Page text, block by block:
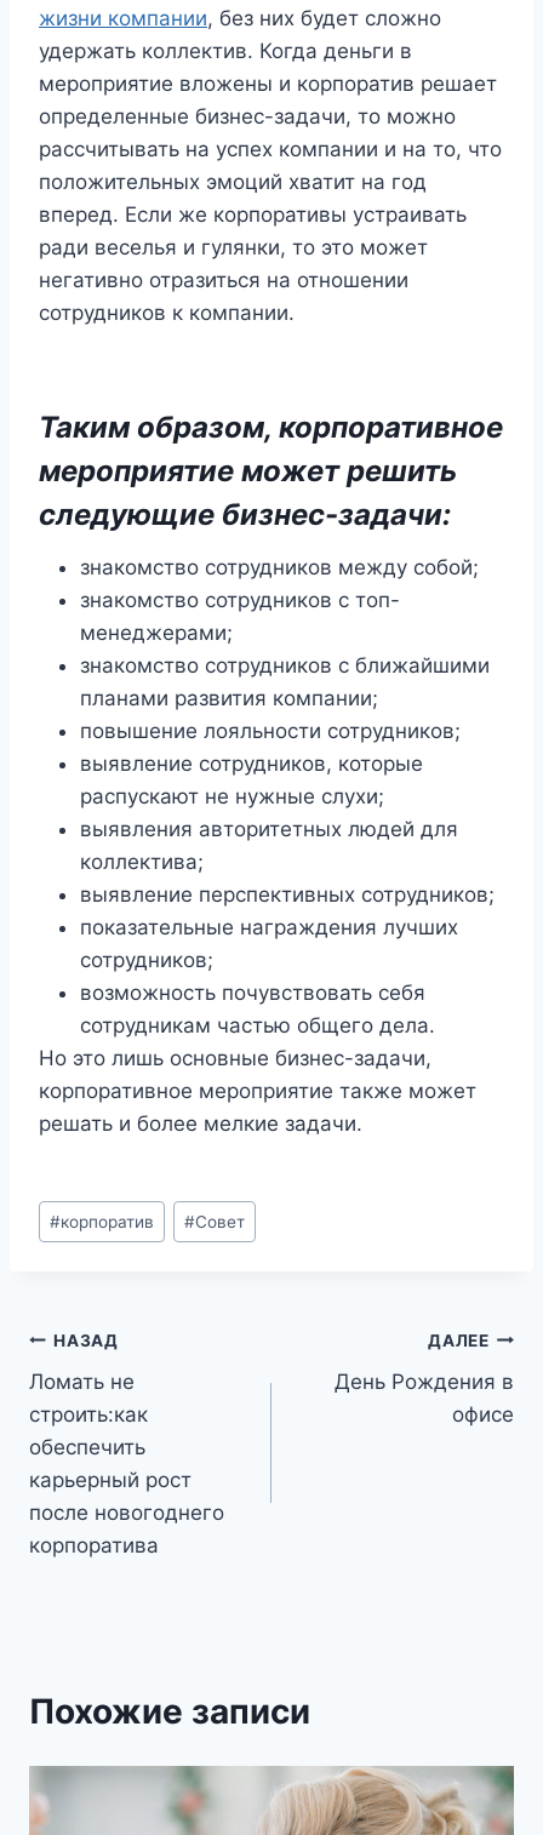
жизни компании, без них будет сложно
удержать коллектив. Когда деньги в
мероприятие вложены и корпоратив решает
определенные бизнес-задачи, то можно
рассчитывать на успех компании и на то, что
положительных эмоций хватит на год
вперед. Если же корпоративы устраивать
ради веселья и гулянки, то это может
негативно отразиться на отношении
сотрудников к компании.
Таким образом, корпоративное
мероприятие может решить
следующие бизнес-задачи:
знакомство сотрудников между собой;
знакомство сотрудников с топ-
менеджерами;
знакомство сотрудников с ближайшими
планами развития компании;
повышение лояльности сотрудников;
выявление сотрудников, которые
распускают не нужные слухи;
выявления авторитетных людей для
коллектива;
выявление перспективных сотрудников;
показательные награждения лучших
сотрудников;
возможность почувствовать себя
сотрудникам частью общего дела.
Но это лишь основные бизнес-задачи,
корпоративное мероприятие также может
решать и более мелкие задачи.
Метки
записи:
#корпоратив #Совет
Навигация
по
записям
НАЗАД
Ломать не
строить:как
обеспечить
карьерный рост
после новогоднего
корпоратива
ДАЛЕЕ
День Рождения в
офисе
Похожие записи